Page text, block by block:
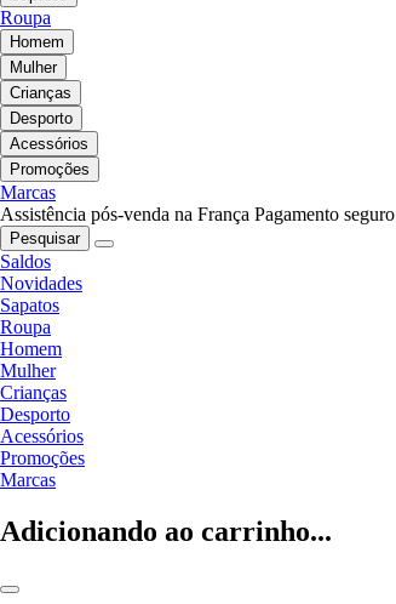
Roupa
Homem
Mulher
Crianças
Desporto
Acessórios
Promoções
Marcas
Assistência pós-venda na França Pagamento seguro
Pesquisar
Saldos
Novidades
Sapatos
Roupa
Homem
Mulher
Crianças
Desporto
Acessórios
Promoções
Marcas
Adicionando ao carrinho...